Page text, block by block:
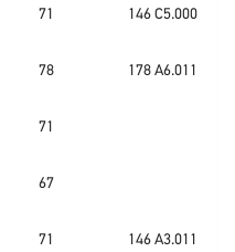
71 146 C5.000
78 178 A6.011
71
67
71 146 A3.011